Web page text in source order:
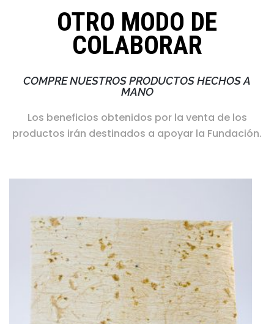
OTRO MODO DE
COLABORAR
COMPRE NUESTROS PRODUCTOS HECHOS A
MANO
Los beneficios obtenidos por la venta de los
productos irán destinados a apoyar la Fundación.